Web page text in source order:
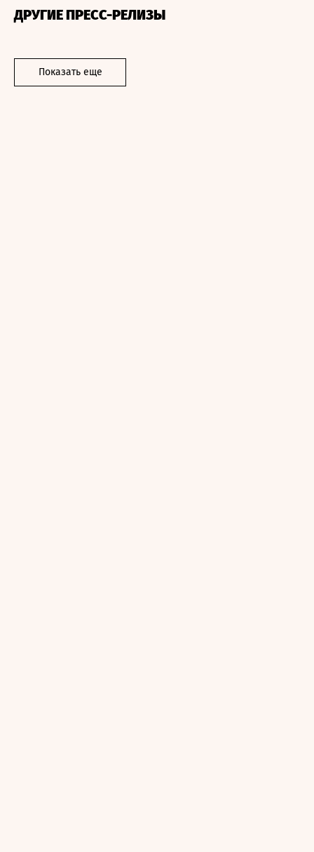
ДРУГИЕ ПРЕСС-РЕЛИЗЫ
Показать еще